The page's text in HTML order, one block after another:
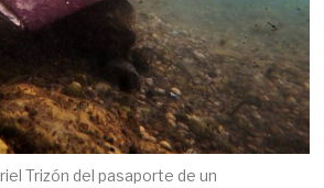
Trizón del pasaporte de un